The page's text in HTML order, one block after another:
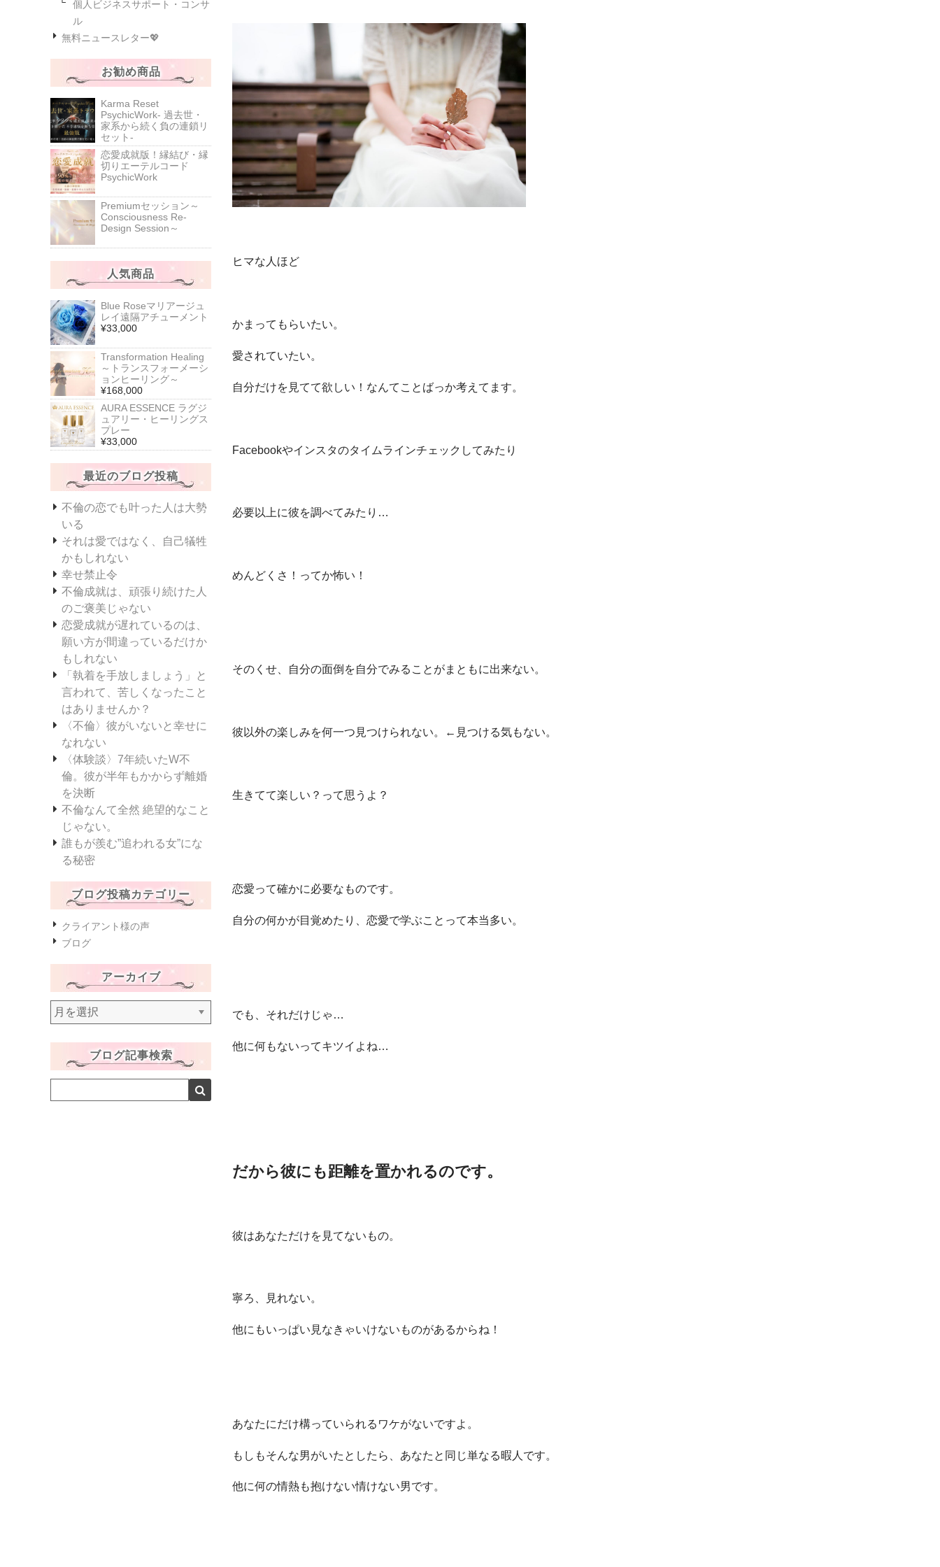
ヒマな人ほど
かまってもらいたい。
愛されていたい。
自分だけを見てて欲しい！なんてことばっか考えてます。
Facebookやインスタのタイムラインチェックしてみたり
必要以上に彼を調べてみたり…
めんどくさ！ってか怖い！
そのくせ、自分の面倒を自分でみることがまともに出来ない。
彼以外の楽しみを何一つ見つけられない。←見つける気もない。
生きてて楽しい？って思うよ？
恋愛って確かに必要なものです。
自分の何かが目覚めたり、恋愛で学ぶことって本当多い。
でも、それだけじゃ…
他に何もないってキツイよね…
だから彼にも距離を置かれるのです。
彼はあなただけを見てないもの。
寧ろ、見れない。
他にもいっぱい見なきゃいけないものがあるからね！
あなたにだけ構っていられるワケがないですよ。
もしもそんな男がいたとしたら、あなたと同じ単なる暇人です。
他に何の情熱も抱けない情けない男です。
個人ビジネスサポート・コンサ
ル
無料ニュースレター💖
お勧め商品
Karma Reset
PsychicWork‐ 過去世・
家系から続く負の連鎖リ
セット‐
恋愛成就版！縁結び・縁
切りエーテルコード
PsychicWork
Premiumセッション～
Consciousness Re-
Design Session～
人気商品
Blue Roseマリアージュ
レイ遠隔アチューメント
¥33,000
Transformation Healing
～トランスフォーメーシ
ョンヒーリング～
¥168,000
AURA ESSENCE ラグジ
ュアリー・ヒーリングス
プレー
¥33,000
最近のブログ投稿
不倫の恋でも叶った人は大勢
いる
それは愛ではなく、自己犠牲
かもしれない
幸せ禁止令
不倫成就は、頑張り続けた人
のご褒美じゃない
恋愛成就が遅れているのは、
願い方が間違っているだけか
もしれない
「執着を手放しましょう」と
言われて、苦しくなったこと
はありませんか？
〈不倫〉彼がいないと幸せに
なれない
〈体験談〉7年続いたW不
倫。彼が半年もかからず離婚
を決断
不倫なんて全然 絶望的なこと
じゃない。
誰もが羨む”追われる女”にな
る秘密
ブログ投稿カテゴリー
クライアント様の声
ブログ
アーカイブ
ア
ー
カ
ブログ記事検索